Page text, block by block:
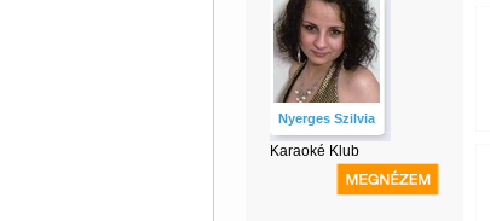
Nyerges Szilvia
Karaoké Klub